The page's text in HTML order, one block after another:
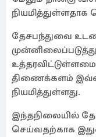
நியமித்துள்ளதாக
தேசபந்துவை
திணைக்களம்
நியமித்துள்ளது.
இந்தநிலையில்
செய்வதற்காக